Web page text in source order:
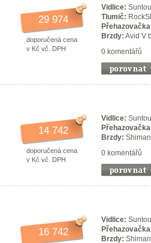
29 974
doporučená cena
v Kč vč. DPH
Vidlice:
Tlumič:
Brzdy: Avid V
0 komentářů
14 742
doporučená cena
v Kč vč. DPH
Vidlice:
Brzdy:
0 komentářů
16 742
Vidlice:
Brzdy: